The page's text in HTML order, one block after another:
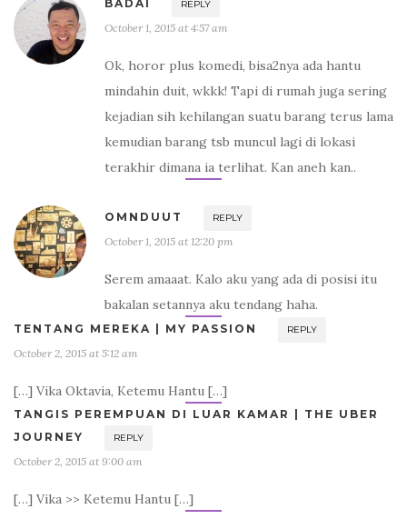
BADAI REPLY
October 1, 2015 at 4:57 am
Ok, horor plus komedi, bisa2nya ada hantu
mindahin duit, wkkk! Tapi di rumah juga sering
kejadian sih kehilangan suatu barang terus lama
kemudian barang tsb muncul lagi di lokasi
terakhir dimana ia terlihat. Kan aneh kan..
OMNDUUT REPLY
October 1, 2015 at 12:20 pm
Serem amaaat. Kalo aku yang ada di posisi itu
bakalan setannya aku tendang haha.
TENTANG MEREKA | MY PASSION REPLY
October 2, 2015 at 5:12 am
[…] Vika Oktavia, Ketemu Hantu […]
TANGIS PEREMPUAN DI LUAR KAMAR | THE UBER
JOURNEY
REPLY
October 2, 2015 at 9:00 am
[…] Vika >> Ketemu Hantu […]